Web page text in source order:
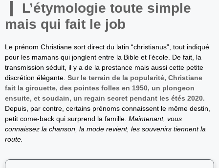
L’étymologie toute simple
mais qui fait le job
Le prénom Christiane sort direct du latin “christianus”, tout indiqué
pour les mamans qui jonglent entre la Bible et l’école. De fait, la
transmission séduit, il y a de la prestance mais aussi cette petite
discrétion élégante. Sur le terrain de la popularité, Christiane
fait la girouette, des pointes folles en 1950, un plongeon
ensuite, et soudain, un regain secret pendant les étés 2020.
Depuis, par contre, certains prénoms connaissent le même destin,
petit come-back qui surprend la famille. Maintenant, vous
connaissez la chanson, la mode revient, les souvenirs tiennent la
route.